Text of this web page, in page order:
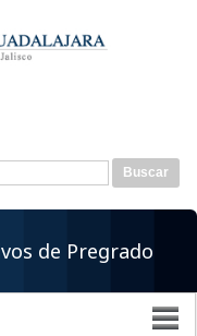
Formulario de
de Pregrado